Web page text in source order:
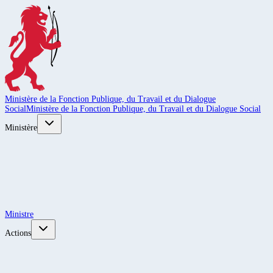
Ministère de la Fonction Publique, du Travail et du Dialogue
SocialMinistère de la Fonction Publique, du Travail et du Dialogue Social
Ministère
Ministre
Actions